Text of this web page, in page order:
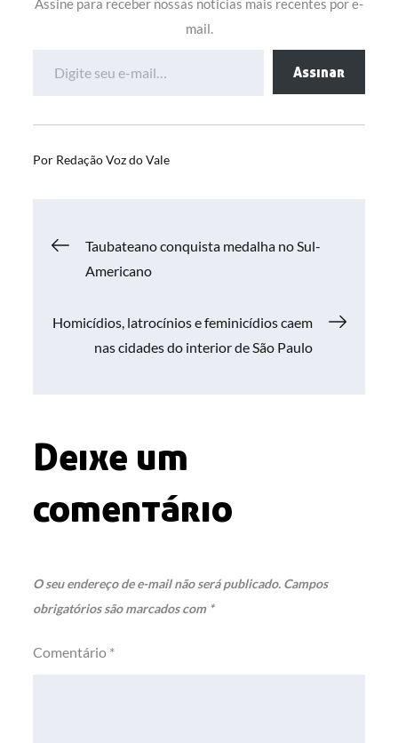
Assine para receber nossas notícias mais recentes por e-
mail.
Assinar
Por Redação Voz do Vale
Navegação
Post
Taubateano conquista medalha no Sul-
Americano
Homicídios, latrocínios e feminicídios caem
nas cidades do interior de São Paulo
Deixe um
comentário
O seu endereço de e-mail não será publicado. Campos
obrigatórios são marcados com *
Comentário *